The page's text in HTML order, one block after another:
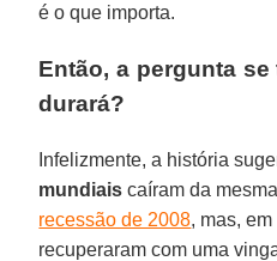
é o que importa.
Então, a pergunta
durará?
Infelizmente, a história
mundiais caíram da
recessão de 2008, mas,
recuperaram com uma